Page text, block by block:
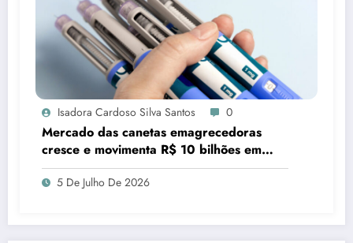
Isadora Cardoso Silva Santos 0
Mercado das canetas emagrecedoras
cresce e movimenta R$ 10 bilhões em
quatro anos
5 De Julho De 2026